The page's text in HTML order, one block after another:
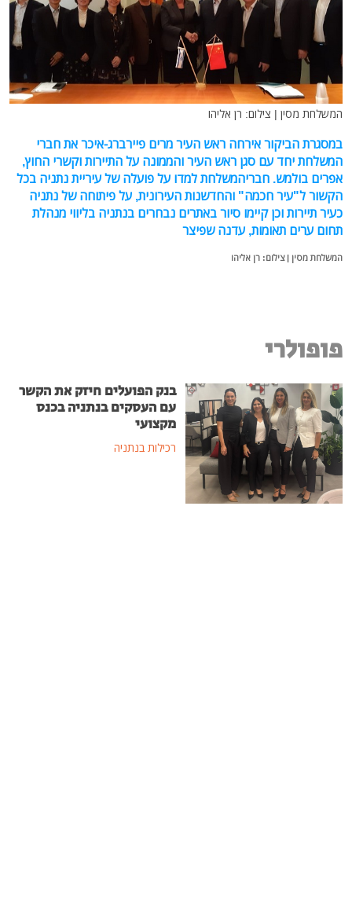
המשלחת מסין | צילום: רן אליהו
במסגרת הביקור אירחה ראש העיר מרים פיירברג-איכר את חברי
המשלחת יחד עם סגן ראש העיר והממונה על התיירות וקשרי החוץ,
אפרים בולמש. חבריהמשלחת למדו על פועלה של עיריית נתניה בכל
הקשור ל"עיר חכמה" והחדשנות העירונית, על פיתוחה של נתניה
כעיר תיירות וכן קיימו סיור באתרים נבחרים בנתניה בליווי מנהלת
תחום ערים תאומות, עדנה שפיצר
המשלחת מסין | צילום: רן אליהו
פופולרי
בנק הפועלים חיזק את הקשר
עם העסקים בנתניה בכנס
מקצועי
רכילות בנתניה